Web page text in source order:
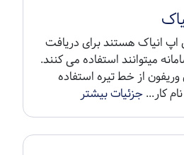
اپ انیاک هستند برای دریافت
میتوانند استفاده می کنند.
از خط تیره استفاده
جزئیات بیشتر